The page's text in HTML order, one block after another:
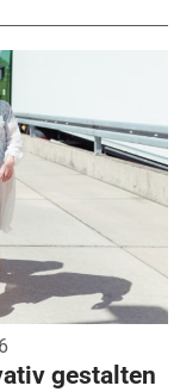
gestalten